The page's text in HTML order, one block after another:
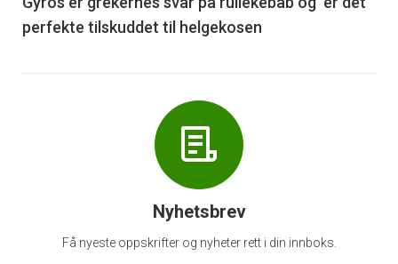
perfekte tilskuddet til helgekosen
Nyhetsbrev
Få nyeste oppskrifter og nyheter rett i din innboks.